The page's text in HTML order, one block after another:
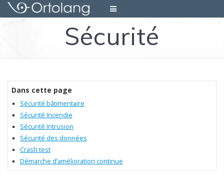
Skip
to
content
Sécurité
Dans cette page
Sécurité bâtimentaire
Sécurité Incendie
Sécurité Intrusion
Sécurité des données
Crash test
Démarche d’amélioration continue